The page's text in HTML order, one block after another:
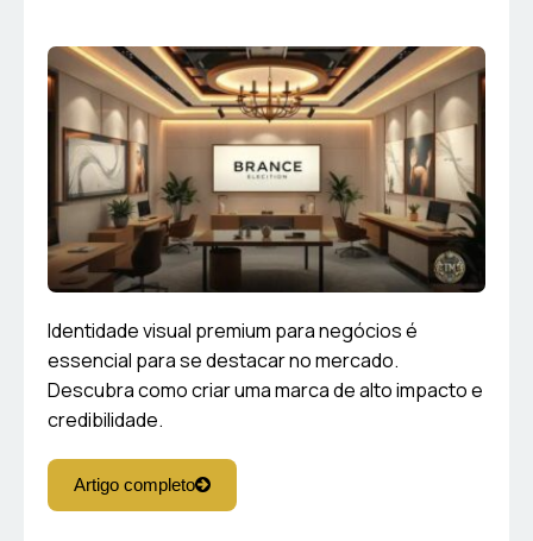
Identidade visual premium para negócios é
essencial para se destacar no mercado.
Descubra como criar uma marca de alto impacto e
credibilidade.
Artigo completo